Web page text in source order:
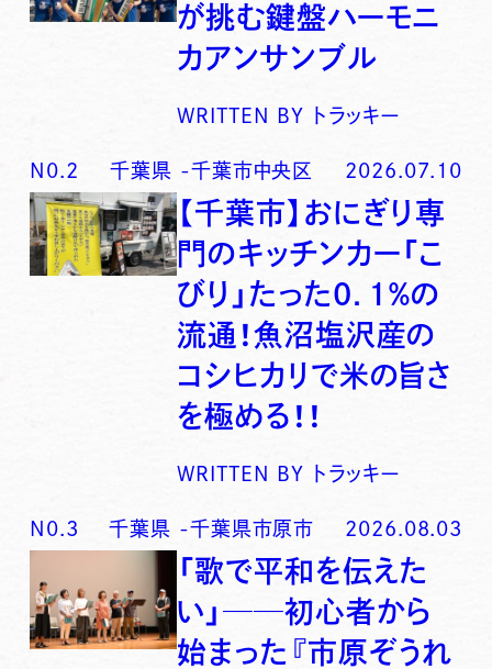
が挑む鍵盤ハーモニ
カアンサンブル
WRITTEN BY トラッキー
N0. 2 千葉県 -千葉市中央区 2026.07.10
【千葉市】おにぎり専
門のキッチンカー「こ
びり」たった0．1％の
流通！魚沼塩沢産の
コシヒカリで米の旨さ
を極める！！
WRITTEN BY トラッキー
N0. 3 千葉県 -千葉県市原市 2026.08.03
「歌で平和を伝えた
い」──初心者から
始まった『市原ぞうれ